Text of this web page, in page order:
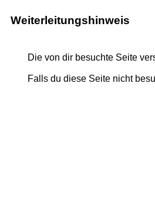
Weiterleitungshinweis
Die von dir besuchte Seite
Falls du diese Seite nicht